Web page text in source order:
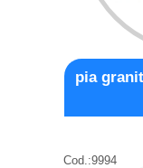
pia
Cod.:9994